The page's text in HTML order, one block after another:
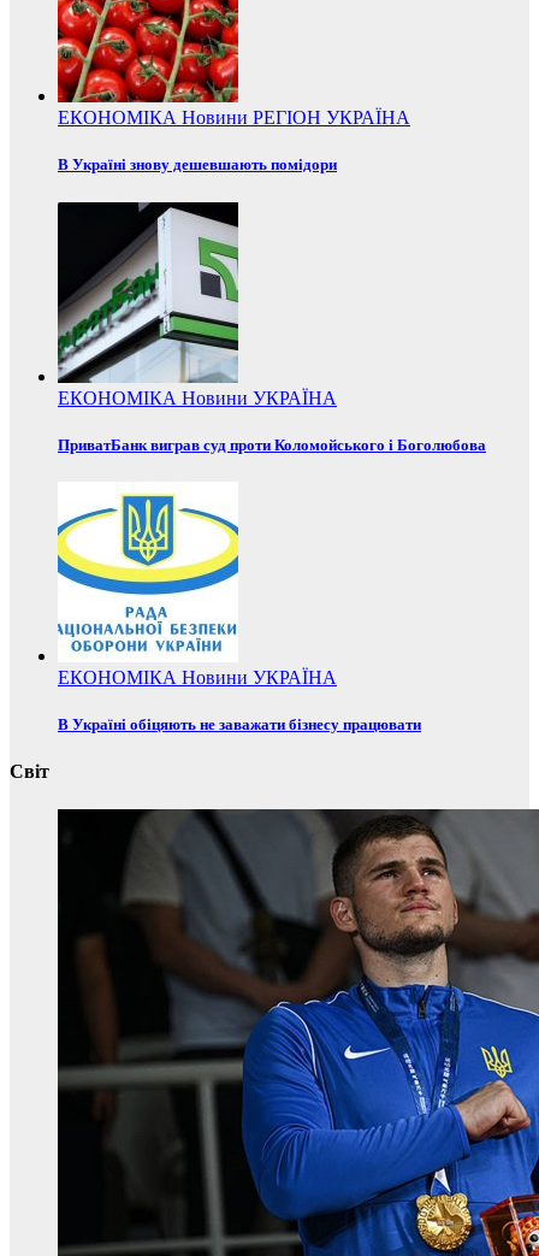
ЕКОНОМІКА Новини РЕГІОН УКРАЇНА
В Україні знову дешевшають помідори
ЕКОНОМІКА Новини УКРАЇНА
ПриватБанк виграв суд проти Коломойського і Боголюбова
ЕКОНОМІКА Новини УКРАЇНА
В Україні обіцяють не заважати бізнесу працювати
Світ